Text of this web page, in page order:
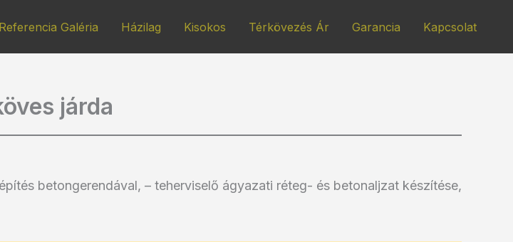
Referencia Galéria Házilag Kisokos Térkövezés Ár Garancia Kapcsolat
járda
betongerendával, – teherviselő ágyazati réteg- és betonaljzat készítése,